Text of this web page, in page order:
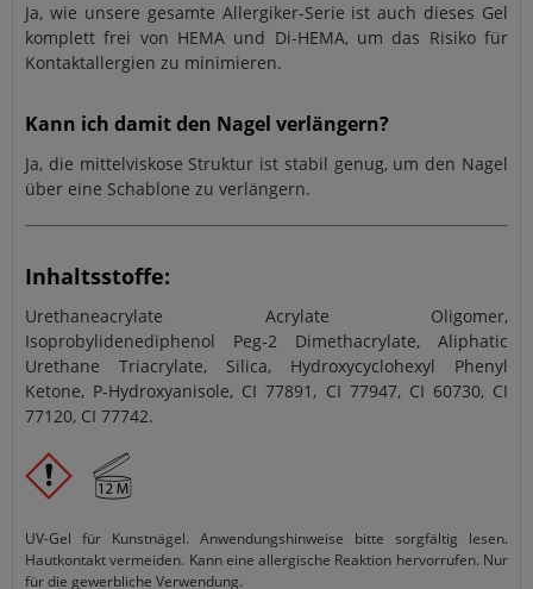
Ja, wie unsere gesamte Allergiker-Serie ist auch dieses Gel
komplett frei von HEMA und Di-HEMA, um das Risiko für
Kontaktallergien zu minimieren.
Kann ich damit den Nagel verlängern?
Ja, die mittelviskose Struktur ist stabil genug, um den Nagel
über eine Schablone zu verlängern.
Inhaltsstoffe:
Urethaneacrylate Acrylate Oligomer,
Isoprobylidenediphenol Peg-2 Dimethacrylate, Aliphatic
Urethane Triacrylate, Silica, Hydroxycyclohexyl Phenyl
Ketone, P-Hydroxyanisole, CI 77891, CI 77947, CI 60730, CI
77120, CI 77742.
UV-Gel für Kunstnägel. Anwendungshinweise bitte sorgfältig lesen.
Hautkontakt vermeiden. Kann eine allergische Reaktion hervorrufen. Nur
für die gewerbliche Verwendung.